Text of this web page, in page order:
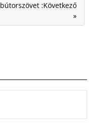
bútorszövet :Következő
»